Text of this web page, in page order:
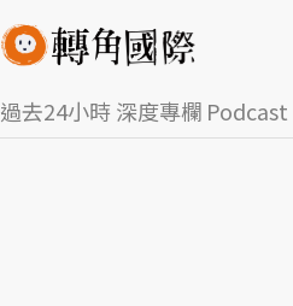
過去24小時深度專欄 Podcast